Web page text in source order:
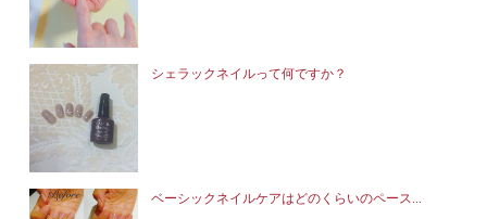
シェラックネイルって何ですか？
ベーシックネイルケアはどのくらいのペース...